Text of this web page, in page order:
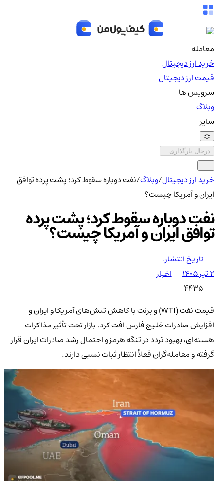
معامله
خرید ارز دیجیتال
قیمت ارز دیجیتال
سرویس ها
وبلاگ
سایر
درحال بارگذاری...
خرید ارز دیجیتال/وبلاگ/نفت دوباره سقوط کرد؛ پشت پرده توافق
ایران و آمریکا چیست؟
نفت دوباره سقوط کرد؛ پشت پرده
توافق ایران و آمریکا چیست؟
تاریخ انتشار:
۲ تیر ۱۴۰۵
اخبار
4435
قیمت نفت (WTI) و برنت با کاهش تنش‌های آمریکا و ایران و
افزایش صادرات خلیج فارس افت کرد. بازار تحت تأثیر مذاکرات
هسته‌ای، بهبود تردد در تنگه هرمز و احتمال رشد صادرات ایران قرار
گرفته و معامله‌گران فعلاً انتظار ثبات نسبی دارند.